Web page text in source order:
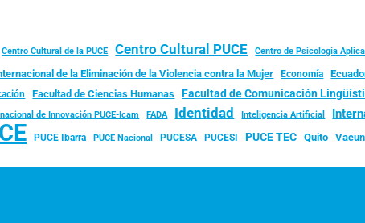
Centro Cultural de la PUCE Centro Cultural PUCE Centro de Psicología
de la Eliminación de la Violencia contra la Mujer Economía
Facultad de Ciencias Humanas Facultad de Comunicación
de Innovación PUCE-Icam FADA Identidad Inteligencia Artificial
PUCE Ibarra PUCE Nacional PUCESA PUCESI PUCE TEC Quito